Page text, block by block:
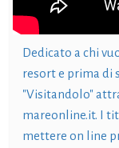
Dedicato a chi
resort e prima di
"Visitandolo"
mareonline.it. I
mettere on line